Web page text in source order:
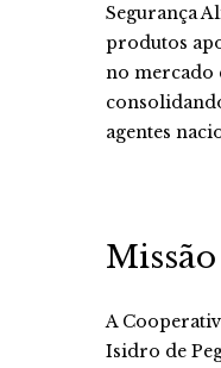
Segurança
produtos
no mercado
agentes
Missão
A
Isidro de